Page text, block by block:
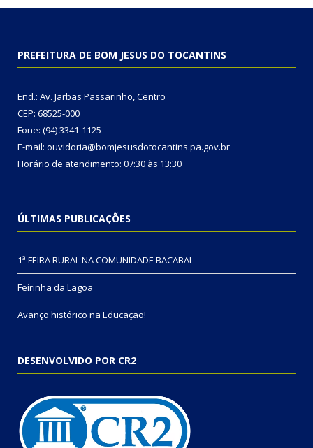
PREFEITURA DE BOM JESUS DO TOCANTINS
End.: Av. Jarbas Passarinho, Centro
CEP: 68525-000
Fone: (94) 3341-1125
E-mail: ouvidoria@bomjesusdotocantins.pa.gov.br
Horário de atendimento: 07:30 às 13:30
ÚLTIMAS PUBLICAÇÕES
1ª FEIRA RURAL NA COMUNIDADE BACABAL
Feirinha da Lagoa
Avanço histórico na Educação!
DESENVOLVIDO POR CR2